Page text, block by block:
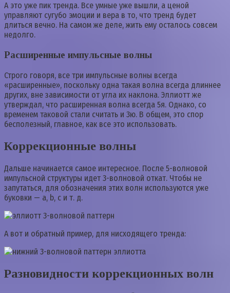
А это уже пик тренда. Все умные уже вышли, а ценой
управляют сугубо эмоции и вера в то, что тренд будет
длиться вечно. На самом же деле, жить ему осталось совсем
недолго.
Расширенные импульсные волны
Строго говоря, все три импульсные волны всегда
«расширенные», поскольку одна такая волна всегда длиннее
других, вне зависимости от угла их наклона. Эллиотт же
утверждал, что расширенная волна всегда 5я. Однако, со
временем таковой стали считать и 3ю. В общем, это спор
бесполезный, главное, как все это использовать.
Коррекционные волны
Дальше начинается самое интересное. После 5-волновой
импульсной структуры идет 3-волновой откат. Чтобы не
запутаться, для обозначения этих волн используются уже
буковки — a, b, c и т. д.
А вот и обратный пример, для нисходящего тренда:
Разновидности коррекционных волн